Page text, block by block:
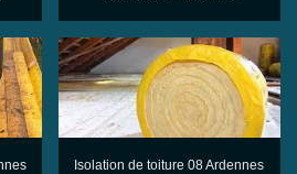
Isolation de toiture 08 Ardennes